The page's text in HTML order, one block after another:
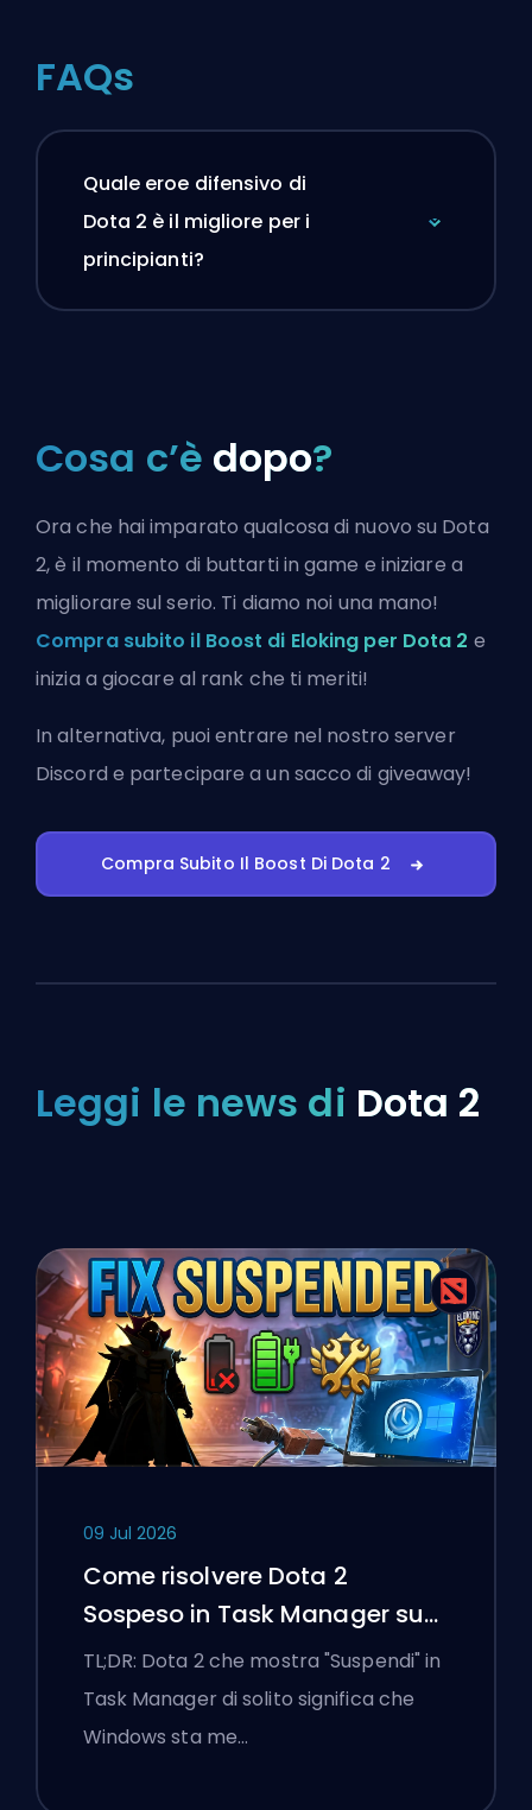
FAQs
Quale eroe difensivo di
Dota 2 è il migliore per i
principianti?
Cosa c’è dopo?
Ora che hai imparato qualcosa di nuovo su Dota
2, è il momento di buttarti in game e iniziare a
migliorare sul serio. Ti diamo noi una mano!
Compra subito il Boost di Eloking per Dota 2 e
inizia a giocare al rank che ti meriti!
In alternativa, puoientrare nel nostro server
Discord e partecipare a un sacco di giveaway!
Compra Subito Il Boost Di Dota 2
Leggi le news di Dota 2
09 Jul 2026
Come risolvere Dota 2
Sospeso in Task Manager su
un laptop Windows
TL;DR: Dota 2 che mostra "Suspendi" in
Task Manager di solito significa che
Windows sta me…